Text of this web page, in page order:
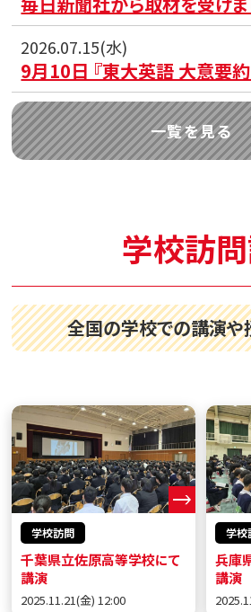
2026.07.15(水)
9月10日 『東大英語 大意要約
一覧を見る
学校訪
全国の学校での講演
学校訪問
千葉県立佐原高等学校にて
講演
2025.11.21(金) 12:00
学校
兵庫
講演